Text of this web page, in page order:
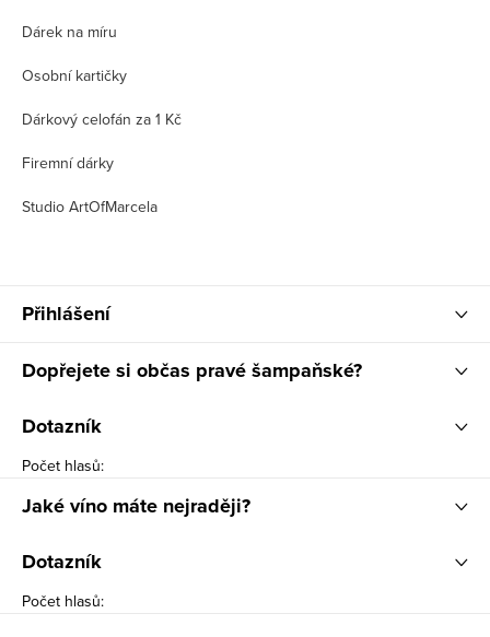
Dárek na míru
Osobní kartičky
Dárkový celofán za 1 Kč
Firemní dárky
Studio ArtOfMarcela
Přihlášení
Dopřejete si občas pravé šampaňské?
Dotazník
Počet hlasů:
Jaké víno máte nejraději?
Dotazník
Počet hlasů: